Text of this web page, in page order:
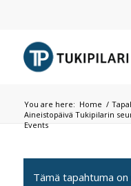
You are here: Home /
Aineistopäivä Tukipilarin
Events
Tämä tapahtuma on